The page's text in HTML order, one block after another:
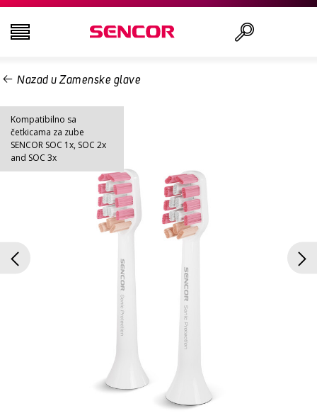
TELEVIZORI
AUDIO - VIDEO
DOMAĆINSTVO
KANCELARIJA I KABLOVI
Nazad u Zamenske glave
Kompatibilno sa
četkicama za zube
SENCOR SOC 1x, SOC 2x
and SOC 3x